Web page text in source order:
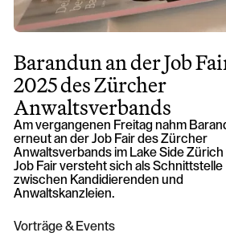
Barandun an der Job
2025 des Zürcher
Anwaltsverbands
Am vergangenen Freitag nahm
erneut an der Job Fair des Zürcher
Anwaltsverbands im Lake Side Zürich
Job Fair versteht sich als Schnittstelle
zwischen Kandidierenden und
Anwaltskanzleien.
Vorträge & Events